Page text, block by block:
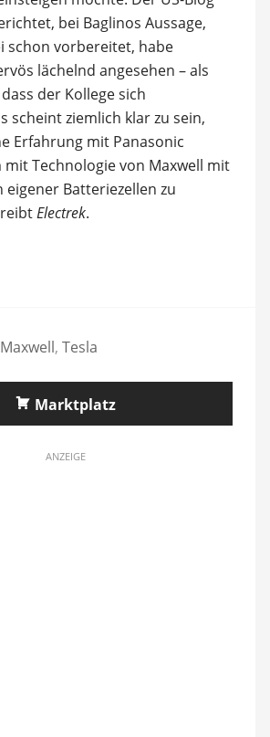
bei Baglinos Aussage,
schon vorbereitet, habe
lächelnd angesehen – als
der Kollege sich
scheint ziemlich klar zu sein,
Erfahrung mit Panasonic
mit Technologie von Maxwell mit
Batteriezellen zu
Electrek.
Maxwell, Tesla
Marktplatz
ANZEIGE